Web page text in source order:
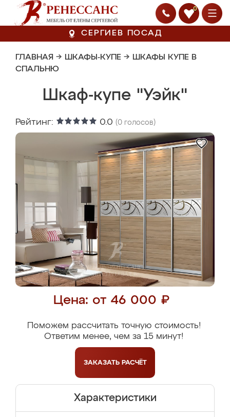
0
СЕРГИЕВ ПОСАД
ГЛАВНАЯ → ШКАФЫ-КУПЕ → ШКАФЫ КУПЕ В
СПАЛЬНЮ
Шкаф-купе "Уэйк"
Рейтинг: 0.0 (0 голосов)
Цена: от 46 000 ₽
Поможем рассчитать точную стоимость!
Ответим менее, чем за 15 минут!
ЗАКАЗАТЬ РАСЧЁТ
Характеристики